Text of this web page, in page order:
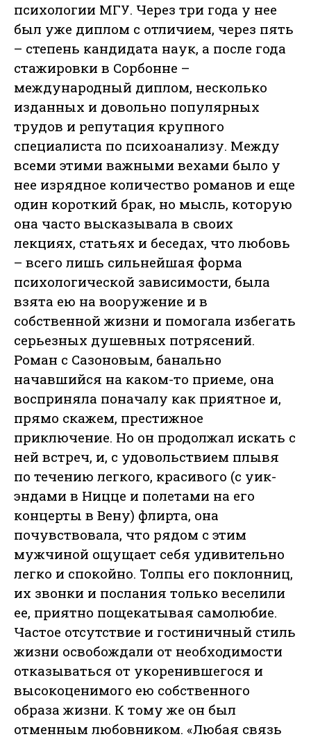
психологии МГУ. Через три года у нее
был уже диплом с отличием, через пять
– степень кандидата наук, а после года
стажировки в Сорбонне –
международный диплом, несколько
изданных и довольно популярных
трудов и репутация крупного
специалиста по психоанализу. Между
всеми этими важными вехами было у
нее изрядное количество романов и еще
один короткий брак, но мысль, которую
она часто высказывала в своих
лекциях, статьях и беседах, что любовь
– всего лишь сильнейшая форма
психологической зависимости, была
взята ею на вооружение и в
собственной жизни и помогала избегать
серьезных душевных потрясений.
Роман с Сазоновым, банально
начавшийся на каком-то приеме, она
восприняла поначалу как приятное и,
прямо скажем, престижное
приключение. Но он продолжал искать с
ней встреч, и, с удовольствием плывя
по течению легкого, красивого (с уик-
эндами в Ницце и полетами на его
концерты в Вену) флирта, она
почувствовала, что рядом с этим
мужчиной ощущает себя удивительно
легко и спокойно. Толпы его поклонниц,
их звонки и послания только веселили
ее, приятно пощекатывая самолюбие.
Частое отсутствие и гостиничный стиль
жизни освобождали от необходимости
отказываться от укоренившегося и
высокоценимого ею собственного
образа жизни. К тому же он был
отменным любовником. «Любая связь